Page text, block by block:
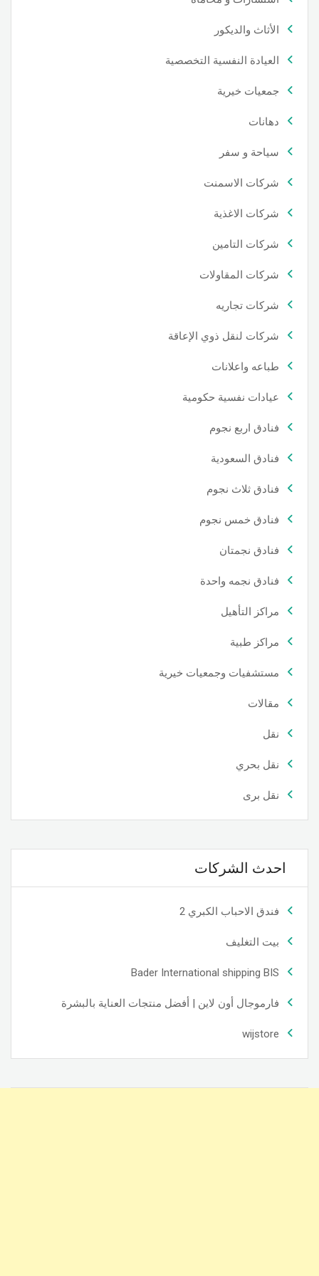
الأثاث والديكور
العيادة النفسية التخصصية
جمعيات خيرية
دهانات
سياحة و سفر
شركات الاسمنت
شركات الاغذية
شركات التامين
شركات المقاولات
شركات تجاريه
شركات لنقل ذوي الإعاقة
طباعه واعلانات
عيادات نفسية حكومية
فنادق اربع نجوم
فنادق السعودية
فنادق ثلاث نجوم
فنادق خمس نجوم
فنادق نجمتان
فنادق نجمه واحدة
مراكز التأهيل
مراكز طبية
مستشفيات وجمعيات خيرية
مقالات
نقل
نقل بحري
نقل برى
احدث الشركات
فندق الاحباب الكبري 2
بيت التغليف
Bader International shipping BIS
فارموجال أون لاين | أفضل منتجات العناية بالبشرة
wijstore